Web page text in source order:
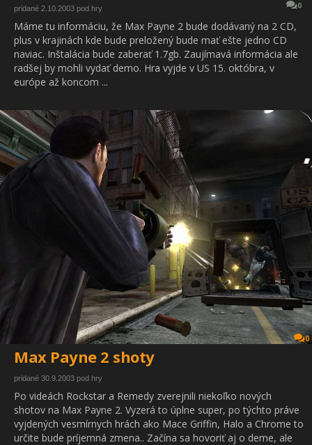
0
pridané 2.10.2003 pod hry
Máme tu informáciu, že Max Payne 2 bude dodávaný na 2 CD,
plus v krajinách kde bude preložený bude mať ešte jedno CD
naviac. Inštalácia bude zaberať 1.7gb. Zaujímavá informácia ale
radšej by mohli vydať demo. Hra vyjde v US 15. októbra, v
európe až koncom ...
0
Max Payne 2 shoty
pridané 30.9.2003 pod hry
Po videách Rockstar a Remedy zverejnili niekoľko nových
shotov na Max Payne 2. Vyzerá to úplne super, po týchto práve
vyjdených vesmírnych hrách ako Mace Griffin, Halo a Chrome to
určite bude príjemná zmena.. Začína sa hovoriť aj o deme, ale